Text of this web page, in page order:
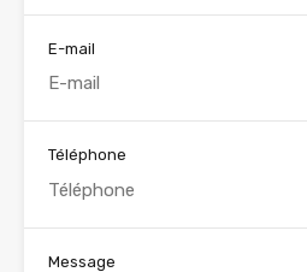
E-mail
Téléphone
Message